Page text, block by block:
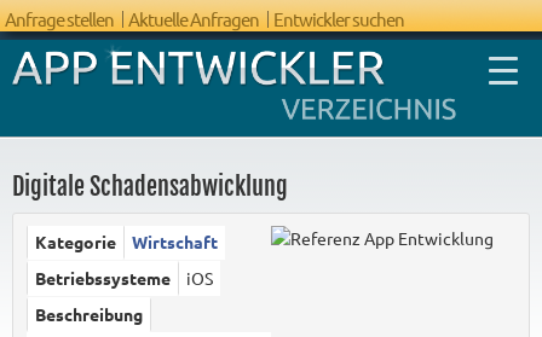
Anfrage stellen Aktuelle Anfragen Entwickler suchen
Digitale Schadensabwicklung
Kategorie
Wirtschaft
Betriebssysteme
iOS
Beschreibung